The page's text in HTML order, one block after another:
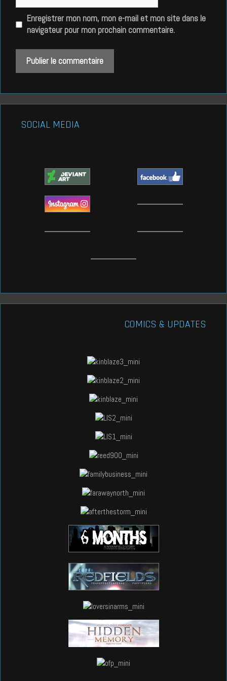
Enregistrer mon nom, mon e-mail et mon site dans le
navigateur pour mon prochain commentaire.
SOCIAL MEDIA
COMICS & UPDATES